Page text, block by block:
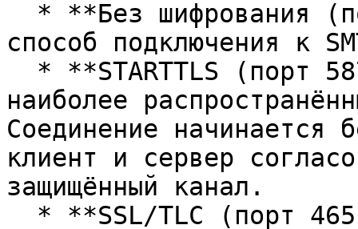
способ подключения к
наиболее
Соединение начинается
клиент и сервер
защищённый канал.